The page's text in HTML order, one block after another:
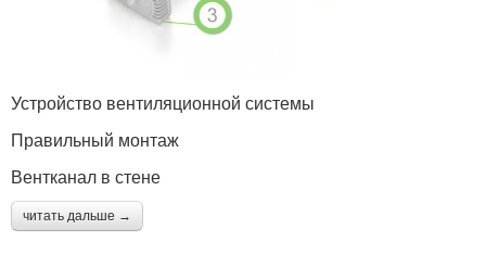
Устройство вентиляционной системы
Правильный монтаж
Вентканал в стене
читать дальше →